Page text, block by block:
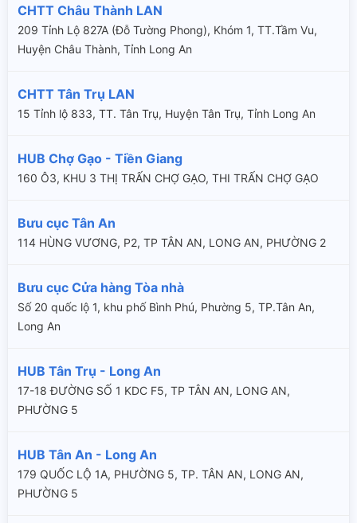
CHTT Châu Thành LAN
209 Tỉnh Lộ 827A (Đỗ Tường Phong), Khóm 1, TT.Tầm Vu,
Huyện Châu Thành, Tỉnh Long An
CHTT Tân Trụ LAN
15 Tỉnh lộ 833, TT. Tân Trụ, Huyện Tân Trụ, Tỉnh Long An
HUB Chợ Gạo - Tiền Giang
160 Ô3, KHU 3 THỊ TRẤN CHỢ GẠO, THI TRẤN CHỢ GẠO
Bưu cục Tân An
114 HÙNG VƯƠNG, P2, TP TÂN AN, LONG AN, PHƯỜNG 2
Bưu cục Cửa hàng Tòa nhà
Số 20 quốc lộ 1, khu phố Bình Phú, Phường 5, TP.Tân An,
Long An
HUB Tân Trụ - Long An
17-18 ĐƯỜNG SỐ 1 KDC F5, TP TÂN AN, LONG AN,
PHƯỜNG 5
HUB Tân An - Long An
179 QUỐC LỘ 1A, PHƯỜNG 5, TP. TÂN AN, LONG AN,
PHƯỜNG 5